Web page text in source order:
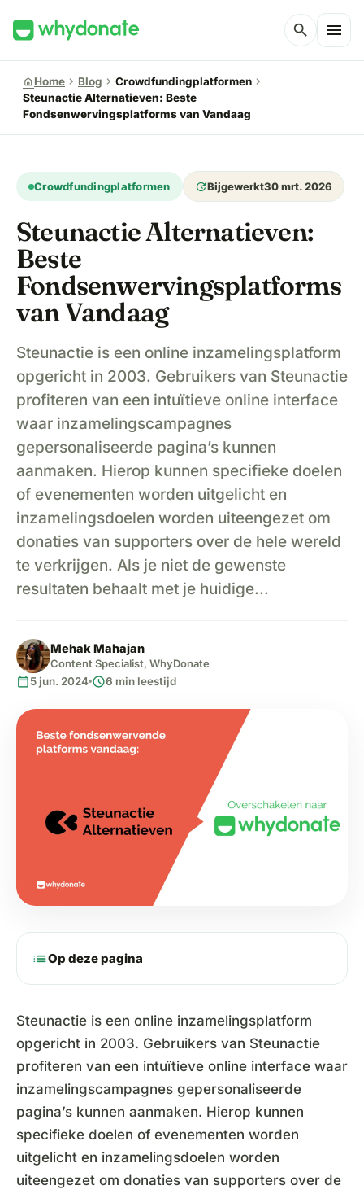
search menu
homeHome chevron_right Blog chevron_right Crowdfundingplatformen chevron_right
Steunactie Alternatieven: Beste
Fondsenwervingsplatforms van Vandaag
Crowdfundingplatformen updateBijgewerkt30 mrt. 2026
Steunactie Alternatieven:
Beste
Fondsenwervingsplatforms
van Vandaag
Steunactie is een online inzamelingsplatform
opgericht in 2003. Gebruikers van Steunactie
profiteren van een intuïtieve online interface
waar inzamelingscampagnes
gepersonaliseerde pagina’s kunnen
aanmaken. Hierop kunnen specifieke doelen
of evenementen worden uitgelicht en
inzamelingsdoelen worden uiteengezet om
donaties van supporters over de hele wereld
te verkrijgen. Als je niet de gewenste
resultaten behaalt met je huidige...
Mehak Mahajan
Content Specialist, WhyDonate
calendar_today5 jun. 2024 schedule6 min leestijd
listOp deze pagina
Steunactie is een online inzamelingsplatform
opgericht in 2003. Gebruikers van Steunactie
profiteren van een intuïtieve online interface waar
inzamelingscampagnes gepersonaliseerde
pagina’s kunnen aanmaken. Hierop kunnen
specifieke doelen of evenementen worden
uitgelicht en inzamelingsdoelen worden
uiteengezet om donaties van supporters over de